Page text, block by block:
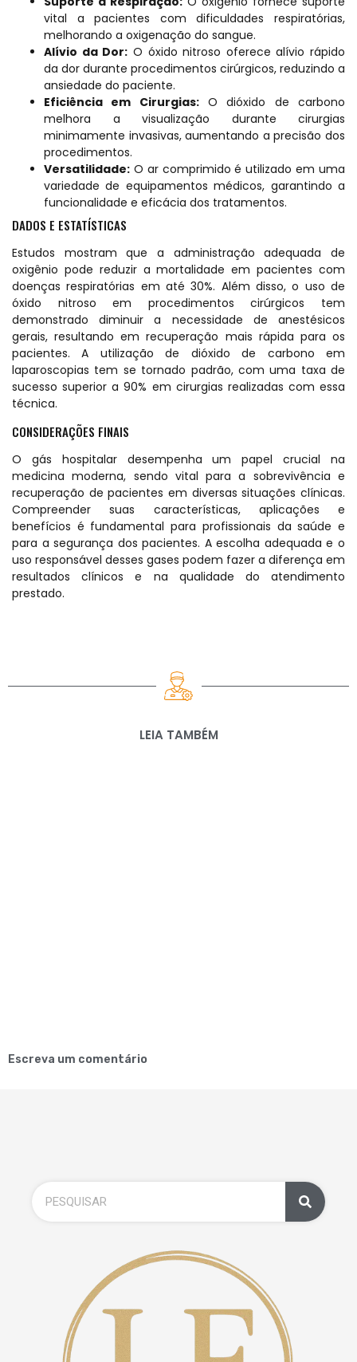
vital a pacientes com dificuldades respiratórias,
melhorando a oxigenação do sangue.
Alívio da Dor: O óxido nitroso oferece alívio rápido
da dor durante procedimentos cirúrgicos, reduzindo a
ansiedade do paciente.
Eficiência em Cirurgias:O dióxido de carbono
melhora a visualização durante cirurgias
minimamente invasivas, aumentando a precisão dos
procedimentos.
Versatilidade: O ar comprimido é utilizado em uma
variedade de equipamentos médicos, garantindo a
funcionalidade e eficácia dos tratamentos.
DADOS E ESTATÍSTICAS
Estudos mostram que a administração adequada de
oxigênio pode reduzir a mortalidade em pacientes com
doenças respiratórias em até 30%. Além disso, o uso de
óxido nitroso em procedimentos cirúrgicos tem
demonstrado diminuir a necessidade de anestésicos
gerais, resultando em recuperação mais rápida para os
pacientes. A utilização de dióxido de carbono em
laparoscopias tem se tornado padrão, com uma taxa de
sucesso superior a 90% em cirurgias realizadas com essa
técnica.
CONSIDERAÇÕES FINAIS
O gás hospitalar desempenha um papel crucial na
medicina moderna, sendo vital para a sobrevivência e
recuperação de pacientes em diversas situações clínicas.
Compreender suas características, aplicações e
benefícios é fundamental para profissionais da saúde e
para a segurança dos pacientes. A escolha adequada e o
uso responsável desses gases podem fazer a diferença em
resultados clínicos e na qualidade do atendimento
prestado.
LEIA TAMBÉM
Escreva um comentário